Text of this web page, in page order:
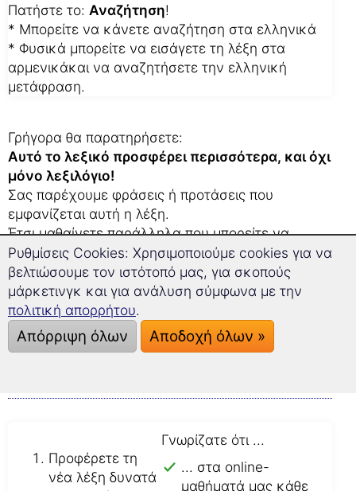
Πατήστε το: Αναζήτηση!
* Μπορείτε να κάνετε αναζήτηση στα ελληνικά
* Φυσικά μπορείτε να εισάγετε τη λέξη στα
αρμενικάκαι να αναζητήσετε την ελληνική
μετάφραση.
Γρήγορα θα παρατηρήσετε:
Αυτό το λεξικό προσφέρει περισσότερα, και όχι
μόνο λεξιλόγιο!
Σας παρέχουμε φράσεις ή προτάσεις που
εμφανίζεται αυτή η λέξη.
Έτσι μαθαίνετε παράλληλα που μπορείτε να
χρησιμοποιήσετε αυτή τη λέξη.
Αυτό σας βοηθάει επίσης, αν δουλεύετε πάνω σε
μια μετάφραση στα αρμενικά.
Οι 3 καλύτερες συμβουλές μας:
Έτσι μαθαίνετε το νέο λεξιλόγιο
Προφέρετε τη
νέα λέξη δυνατά
Γνωρίζατε ότι ...
... στα online-
μαθήματά μας κάθε
Ρυθμίσεις Cookies: Χρησιμοποιούμε cookies για να
βελτιώσουμε τον ιστότοπό μας, για σκοπούς
μάρκετινγκ και για ανάλυση σύμφωνα με την
πολιτική απορρήτου.
Απόρριψη όλων Αποδοχή όλων »